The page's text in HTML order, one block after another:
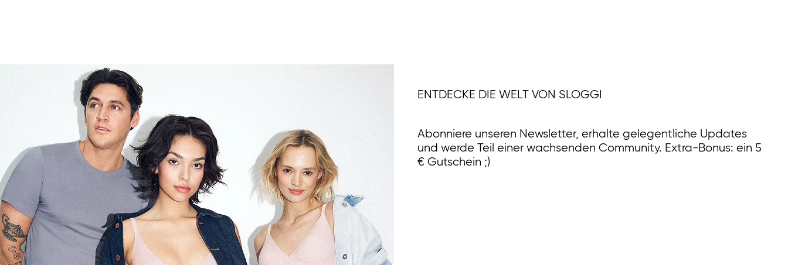
ENTDECKE DIE WELT VON SLOGGI
Abonniere unseren Newsletter, erhalte gelegentliche Updates
und werde Teil einer wachsenden Community. Extra-Bonus: ein 5
€ Gutschein ;)